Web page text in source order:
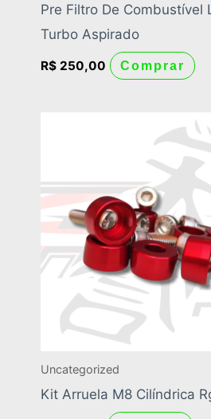
Pre Filtro De Combustível
Turbo Aspirado
R$ 250,00 Comprar
Uncategorized
Kit Arruela M8 Cilíndrica